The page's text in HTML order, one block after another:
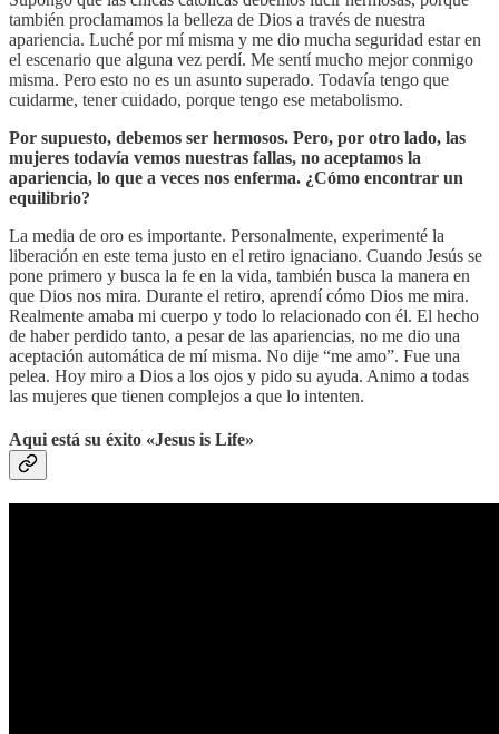
también proclamamos la belleza de Dios a través de nuestra
apariencia. Luché por mí misma y me dio mucha seguridad estar en
el escenario que alguna vez perdí. Me sentí mucho mejor conmigo
misma. Pero esto no es un asunto superado. Todavía tengo que
cuidarme, tener cuidado, porque tengo ese metabolismo.
Por supuesto, debemos ser hermosos. Pero, por otro lado, las
mujeres todavía vemos nuestras fallas, no aceptamos la
apariencia, lo que a veces nos enferma. ¿Cómo encontrar un
equilibrio?
La media de oro es importante. Personalmente, experimenté la
liberación en este tema justo en el retiro ignaciano. Cuando Jesús se
pone primero y busca la fe en la vida, también busca la manera en
que Dios nos mira. Durante el retiro, aprendí cómo Dios me mira.
Realmente amaba mi cuerpo y todo lo relacionado con él. El hecho
de haber perdido tanto, a pesar de las apariencias, no me dio una
aceptación automática de mí misma. No dije “me amo”. Fue una
pelea. Hoy miro a Dios a los ojos y pido su ayuda. Animo a todas
las mujeres que tienen complejos a que lo intenten.
Aqui está su éxito «Jesus is Life»